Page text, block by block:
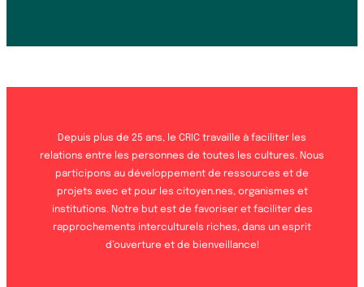
Depuis plus de 25 ans, le CRIC travaille à faciliter les
relations entre les personnes de toutes les cultures. Nous
participons au développement de ressources et de
projets avec et pour les citoyen.nes, organismes et
institutions. Notre but est de favoriser et faciliter des
rapprochements interculturels riches, dans un esprit
d’ouverture et de bienveillance!